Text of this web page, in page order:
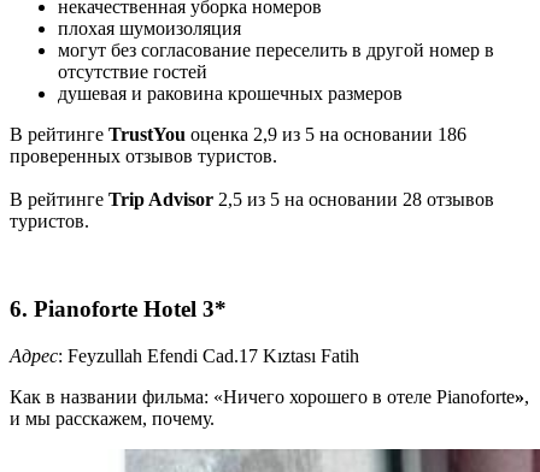
некачественная уборка номеров
плохая шумоизоляция
могут без согласование переселить в другой номер в
отсутствие гостей
душевая и раковина крошечных размеров
В рейтинге TrustYou оценка 2,9 из 5 на основании 186
проверенных отзывов туристов.
В рейтинге Trip Advisor 2,5 из 5 на основании 28 отзывов
туристов.
6. Pianoforte Hotel 3*
Адрес: Feyzullah Efendi Cad.17 Kıztası Fatih
Как в названии фильма: «Ничего хорошего в отеле Pianoforte»,
и мы расскажем, почему.